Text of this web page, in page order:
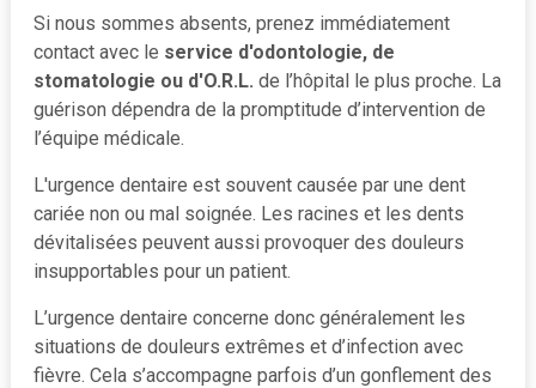
Si nous sommes absents, prenez immédiatement
contact avec le service d'odontologie, de
stomatologie ou d'O.R.L. de l’hôpital le plus proche. La
guérison dépendra de la promptitude d’intervention de
l’équipe médicale.
L'urgence dentaire est souvent causée par une dent
cariée non ou mal soignée. Les racines et les dents
dévitalisées peuvent aussi provoquer des douleurs
insupportables pour un patient.
L’urgence dentaire concerne donc généralement les
situations de douleurs extrêmes et d’infection avec
fièvre. Cela s’accompagne parfois d’un gonflement des